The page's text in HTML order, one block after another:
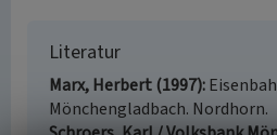
Literatur
Marx, Herbert (1997)
Mönchengladbach. Nordhorn.